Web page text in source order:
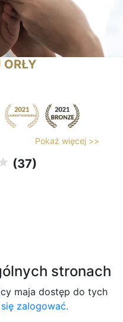
ORŁY
Pokaż więcej >>
(37)
stronach
maja dostęp do tych
zalogować.